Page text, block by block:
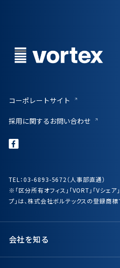
コーポレートサイト
採用に関するお問い合わせ
会社を知る
TEL：03-6893-5672（人事部直通）
※「区分所有オフィス」「VORT」「Vシェ
プ」は、株式会社ボルテックスの登録商標